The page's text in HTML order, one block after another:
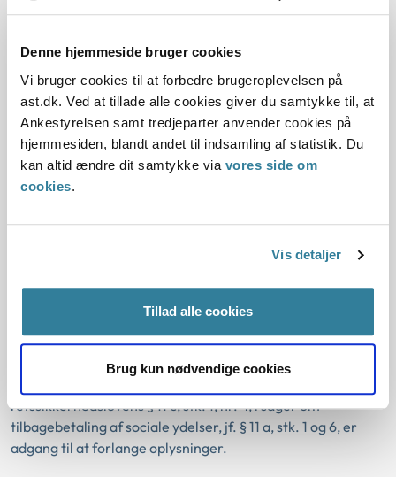
Denne hjemmeside bruger cookies
Vi bruger cookies til at forbedre brugeroplevelsen på
ast.dk. Ved at tillade alle cookies giver du samtykke til, at
Ankestyrelsen samt tredjeparter anvender cookies på
hjemmesiden, blandt andet til indsamling af statistik. Du
kan altid ændre dit samtykke via vores side om
cookies.
Vis detaljer
Tillad alle cookies
Brug kun nødvendige cookies
modtageren af ydelser og for så vidt angår oplysninger om
Det kræver ikke særskilt lovhjemmel at anmode om
oplysninger fra private, herunder en formodet samlever,
når oplysningerne er nødvendige for at udføre en
kontrolopgave.
En anmodning om oplysninger til private forudsætter, at
almindelige og personfølsomme personoplysninger
En anmodning til private forudsætter endvidere, at
Den adspurgte har ikke pligt til at svare, medmindre der
retssikkerhedslovens § 11 c, stk. 1, nr. 4, i sager om
tilbagebetaling af sociale ydelser, jf. § 11 a, stk. 1 og 6, er
adgang til at forlange oplysninger.